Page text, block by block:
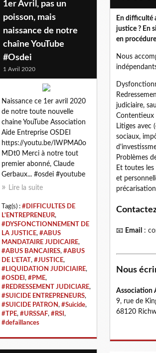
1er Avril, pas un
poisson, mais
naissance de notre
chaîne YouTube
#Osdei
1 Avril 2020
Naissance ce 1er avril 2020
de notre toute nouvelle
chaine YouTube Association
Aide Entreprise OSDEI
https://youtu.be/IWPMA0o
MDt0 Merci à notre tout
premier abonné, Claude
Gerbaux... #osdei #youtube
Lire la suite
Tag(s) : #DIFFICULTES DE
L'ENTREPRENEUR,
#DYSFONCTIONNEMENT DE
LA JUSTICE, #ABUS
MANDATAIRE JUDICAIRE,
#ABUS BANCAIRES, #ABUS
DE L'ETAT, #JUSTICE,
#LIQUIDATION JUDICIAIRE,
#OSDEI , #PME,
#REDRESSEMENT JUDICIARE,
#SUICIDE ENTREPRENEURS,
#SUICIDE PATRON, #Suicide,
#TPE, #URSSAF, #RSI ,
#defaillances
En difficulté
justice ? En
en
Nous
judiciaire,
Contentieux
Litiges avec
sociaux,
Problèmes
Et toutes
et
📧 Email :
Nous
Association
9, rue de
68120